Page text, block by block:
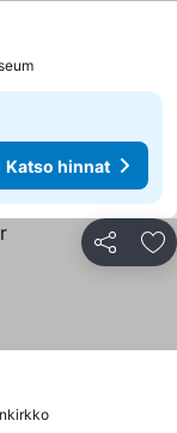
Katso hinnat
Jaa